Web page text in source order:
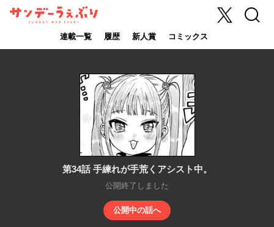
サンデーうぇ
連載一覧 履歴 新人賞 コミックス
X 検索
第34話 手練れが手荒くアシスト中。
公開終了しました
公開中の話へ